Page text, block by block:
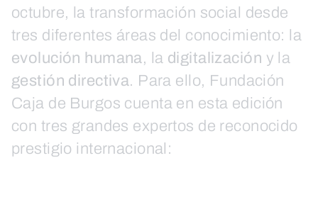
octubre, la transformación social desde
tres diferentes áreas del conocimiento: la
evolución humana, la digitalización y la
gestión directiva. Para ello, Fundación
Caja de Burgos cuenta en esta edición
con tres grandes expertos de reconocido
prestigio internacional: